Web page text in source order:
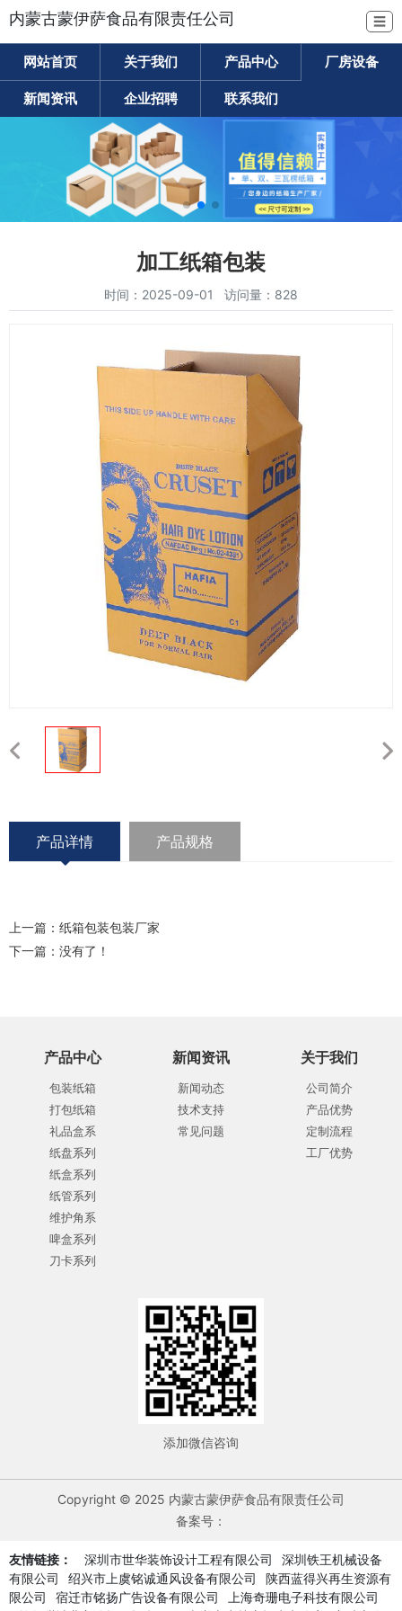
内蒙古蒙伊萨食品有限责任公司 ☰
网站首页 关于我们 产品中心 厂房设备
新闻资讯 企业招聘 联系我们
加工纸箱包装
时间：2025-09-01 访问量：828
产品详情 产品规格
上一篇： 纸箱包装包装厂家
下一篇：没有了！
产品中心
包装纸箱
打包纸箱
礼品盒系
纸盘系列
纸盒系列
纸管系列
维护角系
啤盒系列
刀卡系列
新闻资讯
新闻动态
技术支持
常见问题
关于我们
公司简介
产品优势
定制流程
工厂优势
添加微信咨询
Copyright © 2025 内蒙古蒙伊萨食品有限责任公司
备案号：
友情链接： 深圳市世华装饰设计工程有限公司
深圳铁王机械设备
有限公司
绍兴市上虞铭诚通风设备有限公司
陕西蓝得兴再生资源有
限公司
宿迁市铭扬广告设备有限公司
上海奇珊电子科技有限公司